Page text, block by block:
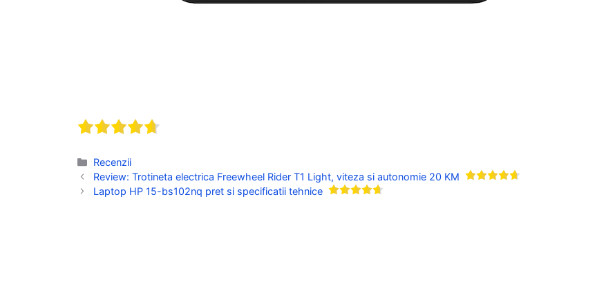
Categorii
Recenzii
Review: Trotineta electrica Freewheel Rider T1 Light, viteza si autonomie 20 KM
Laptop HP 15-bs102nq pret si specificatii tehnice